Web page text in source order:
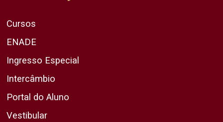
Cursos
ENADE
Ingresso Especial
Intercâmbio
Portal do Aluno
Vestibular